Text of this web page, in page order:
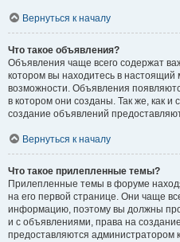
Вернуться к началу
Что такое объявления?
Объявления чаще всего содержат
котором вы находитесь в
возможности. Объявления
в котором они созданы. Так же, как
создание объявлений
Вернуться к началу
Что такое прилепленные темы?
Прилепленные темы в форуме
на его первой странице. Они чаще
информацию, поэтому вы должны
и с объявлениями, права на
предоставляются администратором